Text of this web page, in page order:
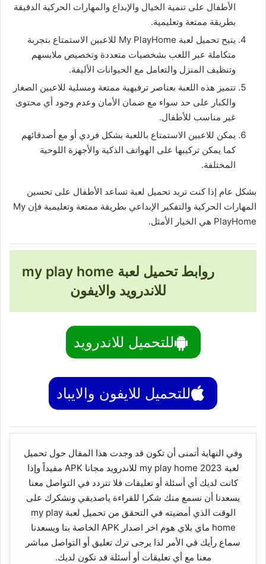
الأطفال على تنمية الخيال والإبداع والمهارات الحركية الدقيقة
بطريقة ممتعة وتعليمية.
يتيح تحميل لعبة My PlayHome للاعبين الاستمتاع بتجربة
متكاملة عبر اللعب بشخصيات متعددة وتخصيص ملابسهم
وتنظيف المنزل والتعامل مع الحيوانات الأليفة.
تتميز هذه اللعبة بعناصر ترفيهية ممتعة ومسلية للاعبين الصغار
والكبار على حد سواء مع ضمان الأمان وعدم وجود أي محتوى
غير مناسب للأطفال.
يمكن للاعبين الاستمتاع باللعبة بشكل فردي أو مع أصدقائهم
كما يمكن تركيبها على الهواتف الذكية والأجهزة اللوحية
المختلفة.
بشكل عام إذا كنت تريد تحميل لعبة تساعد الأطفال على تحسين
المهارات الحركية والتفكير الإبداعي بطريقة ممتعة وتعليمية فإن My
PlayHome هي الخيار الأمثل.
روابط تحميل لعبة my play home
للاندرويد والايفون
للتحميل للاندرويد
للتحميل للايفون والايباد
وفي النهاية أتمنى أن تكون قد وجدت هذا المقال حول تحميل
لعبة my play home 2023 للاندرويد مجانا APK مفيداً وإذا
كانت لديك أي أسئلة أو تعليقات فلا تتردد في التواصل معنا
يسعدنا أن نسمع منك شكرا للقراءة ياصديقي ونشكرك على
الوقت الذي أمضيته في التحقق من تحميل لعبة my play
home ماي بلاي هوم اخر اصدار APK الخاصة بنا ويسعدنا
سماع رأيك في الأمر لذا يرجى ترك تعليق أو التواصل مباشر
معنا مع أي تعليقات أو أسئلة قد تكون لديك.